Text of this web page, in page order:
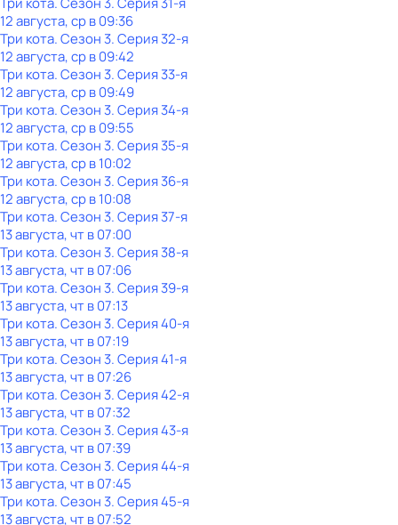
12 августа, ср в 09:36
Три кота. Сезон 3. Серия 32-я
12 августа, ср в 09:42
Три кота. Сезон 3. Серия 33-я
12 августа, ср в 09:49
Три кота. Сезон 3. Серия 34-я
12 августа, ср в 09:55
Три кота. Сезон 3. Серия 35-я
12 августа, ср в 10:02
Три кота. Сезон 3. Серия 36-я
12 августа, ср в 10:08
Три кота. Сезон 3. Серия 37-я
13 августа, чт в 07:00
Три кота. Сезон 3. Серия 38-я
13 августа, чт в 07:06
Три кота. Сезон 3. Серия 39-я
13 августа, чт в 07:13
Три кота. Сезон 3. Серия 40-я
13 августа, чт в 07:19
Три кота. Сезон 3. Серия 41-я
13 августа, чт в 07:26
Три кота. Сезон 3. Серия 42-я
13 августа, чт в 07:32
Три кота. Сезон 3. Серия 43-я
13 августа, чт в 07:39
Три кота. Сезон 3. Серия 44-я
13 августа, чт в 07:45
Три кота. Сезон 3. Серия 45-я
13 августа, чт в 07:52